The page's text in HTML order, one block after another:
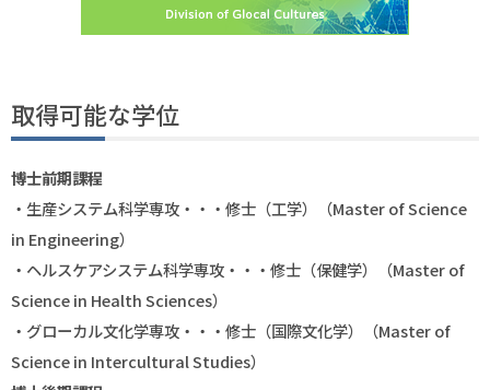
取得可能な学位
博士前期課程
・生産システム科学専攻・・・修士（工学）（Master of Science
in Engineering）
・ヘルスケアシステム科学専攻・・・修士（保健学）（Master of
Science in Health Sciences）
・グローカル文化学専攻・・・修士（国際文化学）（Master of
Science in Intercultural Studies）